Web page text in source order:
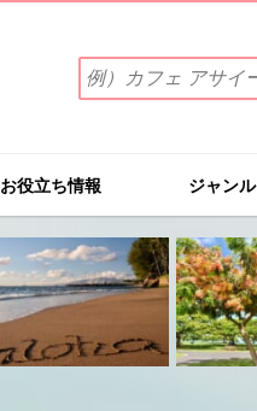
索
ワ
を
入
力
(例）
カ
フ
ェ
お役立ち情報 ジャンル